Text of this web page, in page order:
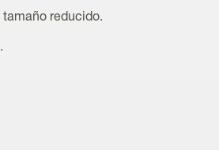
reducido.